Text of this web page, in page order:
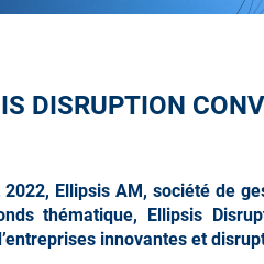
DISRUPTION
Ellipsis AM, société de
thématique, Ellipsis
innovantes et